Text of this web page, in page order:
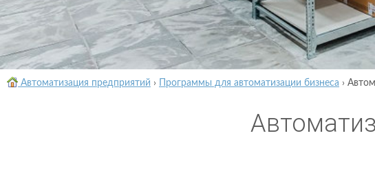
Автоматизация предприятий › Программы для автоматизации бизнеса ›